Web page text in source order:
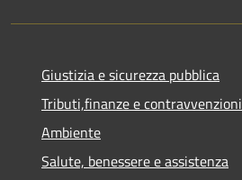
Giustizia e sicurezza pubblica
Tributi,finanze e contravvenzioni
Ambiente
Salute, benessere e assistenza